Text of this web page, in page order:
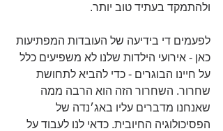
ולהתמקד בעתיד טוב יותר.
לפעמים די בידיעה של העובדות המפתיעות
כאן - אירועי הילדות שלנו לא משפיעים כלל
על חיינו הבוגרים - כדי להביא לתחושת
שחרור. השחרור הזה הוא הרבה ממה
שאנחנו מדברים עליו באג׳נדה של
הפסיכולוגיה החיובית. כדאי לנו לעבוד על